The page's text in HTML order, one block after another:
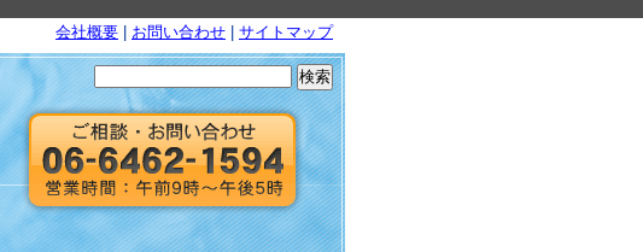
会社概要 お問い合わせ サイトマップ
索: